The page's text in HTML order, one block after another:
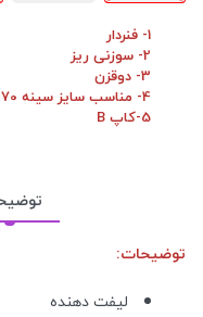
1- فنردار
2- سوزنی ریز
3- دوقزن
4- مناسب سایز سینه 70-85
5-کاپ B
توضیحات:
لیفت دهنده